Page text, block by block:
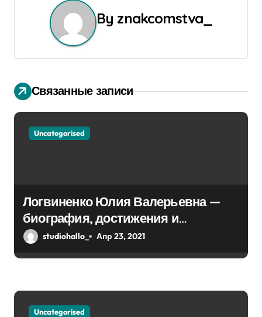
и
я
п
п
и
с
м
By znakcomstva_
Связанные записи
Uncategorised
Логвиненко Юлия Валерьевна —
биография, достижения и
интересные факты Колпино
studiohallo_ Апр 23, 2021
Uncategorised